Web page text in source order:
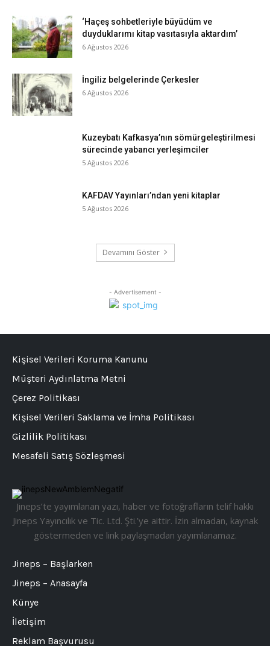
‘Haçeş sohbetleriyle büyüdüm ve
duyduklarımı kitap vasıtasıyla aktardım’
6 Ağustos 2026
İngiliz belgelerinde Çerkesler
6 Ağustos 2026
Kuzeybatı Kafkasya’nın sömürgeleştirilmesi
sürecinde yabancı yerleşimciler
5 Ağustos 2026
KAFDAV Yayınları’ndan yeni kitaplar
5 Ağustos 2026
Devamını Göster
- Advertisement -
Jineps’te yayımlanan yazı, haber ve fotoğrafların telif hakkı
Jineps Yayıncılık ve Tic. Ltd. Şti.’ye aittir. İzin almadan, kaynak
göstermeden ve link paylaşmadan yayımlanamaz.
Jineps – Başlarken
Jineps – Anasayfa
Künye
İletişim
Reklam Başvurusu
Kişisel Verileri Koruma Kanunu
Müşteri Aydınlatma Metni
Çerez Politikası
Kişisel Verileri Saklama ve İmha Politikası
Gizlilik Politikası
Mesafeli Satış Sözleşmesi